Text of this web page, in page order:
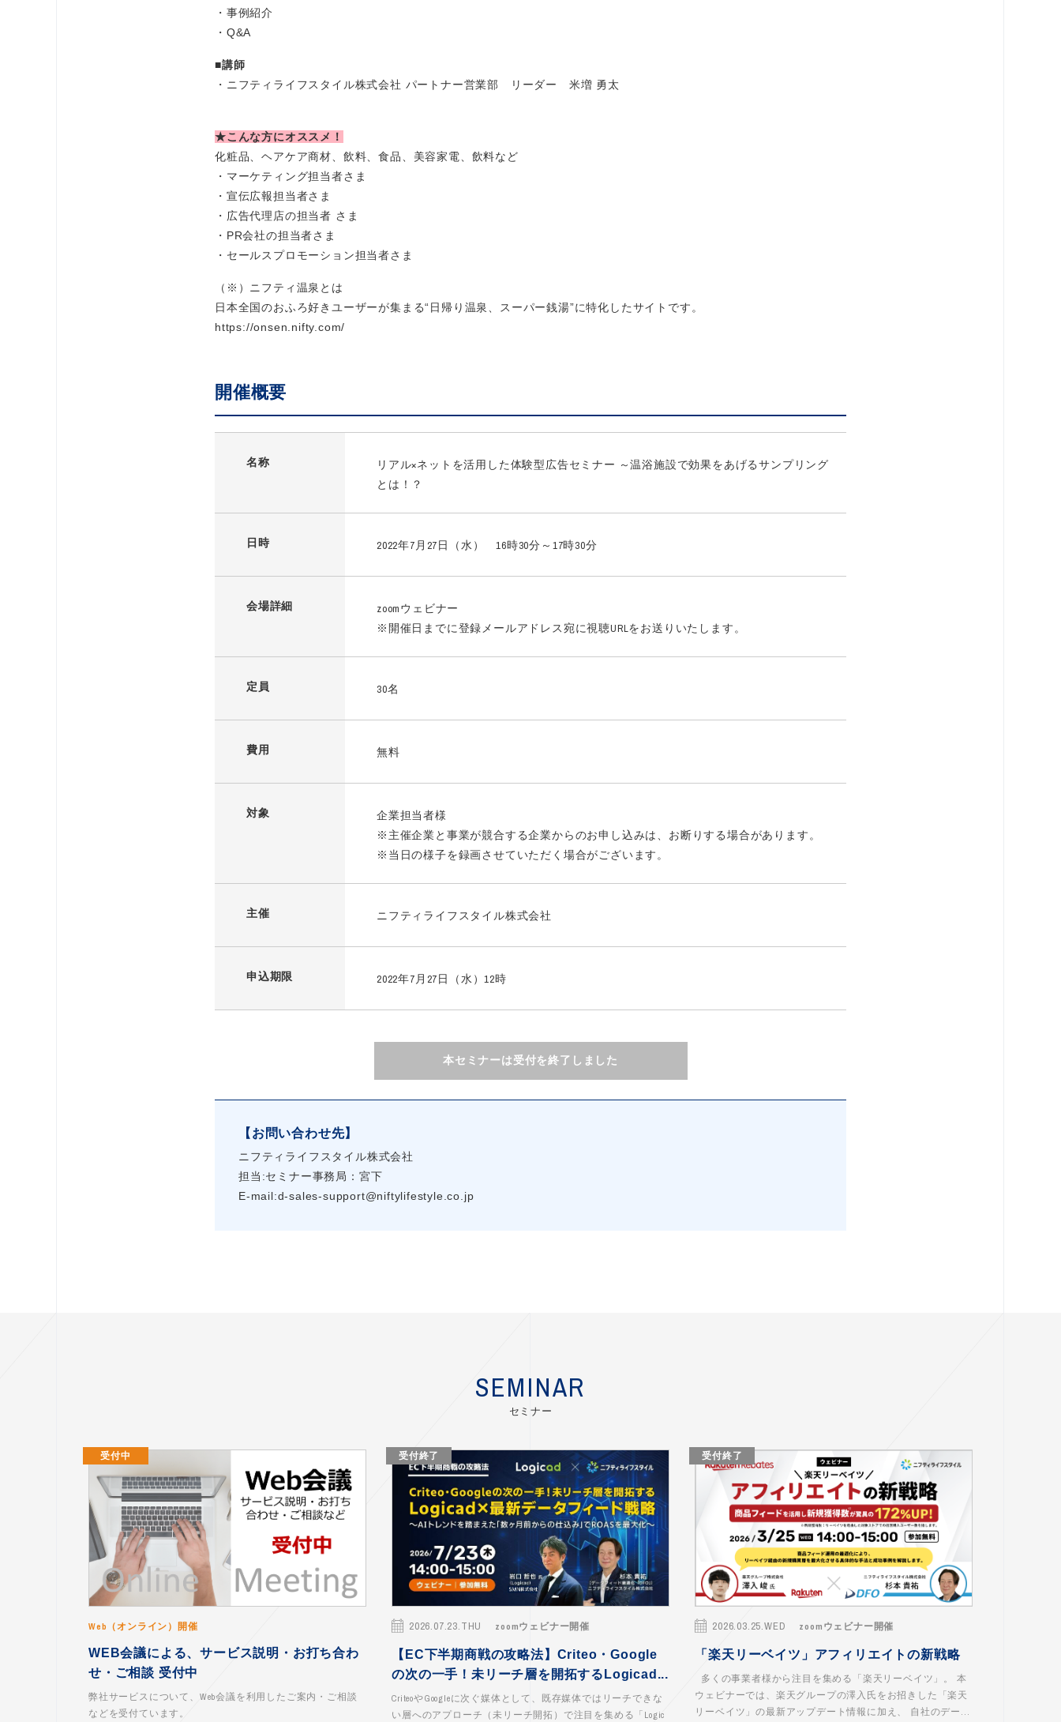
・事例紹介
・Q&A
■講師
・ニフティライフスタイル株式会社 パートナー営業部 リーダー 米増 勇太
★こんな方にオススメ！
化粧品、ヘアケア商材、飲料、食品、美容家電、飲料など
・マーケティング担当者さま
・宣伝広報担当者さま
・広告代理店の担当者 さま
・PR会社の担当者さま
・セールスプロモーション担当者さま
（※）ニフティ温泉とは
日本全国のおふろ好きユーザーが集まる“日帰り温泉、スーパー銭湯”に特化したサイトです。
https://onsen.nifty.com/
開催概要
名称
リアル×ネットを活用した体験型広告セミナー ～温浴施設で効果をあげるサンプリング
とは！？
日時 2022年7月27日（水） 16時30分～17時30分
会場詳細
zoomウェビナー
※開催日までに登録メールアドレス宛に視聴URLをお送りいたします。
定員 30名
費用 無料
対象
企業担当者様
※主催企業と事業が競合する企業からのお申し込みは、お断りする場合があります。
※当日の様子を録画させていただく場合がございます。
主催 ニフティライフスタイル株式会社
申込期限 2022年7月27日（水）12時
本セミナーは受付を終了しました
【お問い合わせ先】
ニフティライフスタイル株式会社
担当:セミナー事務局：宮下
E-mail:d-sales-support@niftylifestyle.co.jp
SEMINAR
セミナー
受付中
Web（オンライン）開催
WEB会議による、サービス説明・お打ち合わ
せ・ご相談 受付中
弊社サービスについて、Web会議を利用したご案内・ご相談
などを受付ています。
受付終了
2026.07.23.THU zoomウェビナー開催
【EC下半期商戦の攻略法】Criteo・Google
の次の一手！未リーチ層を開拓するLogicad...
CriteoやGoogleに次ぐ媒体として、既存媒体ではリーチできな
い層へのアプローチ（未リーチ開拓）で注目を集める「Logic
受付終了
2026.03.25.WED zoomウェビナー開催
「楽天リーベイツ」アフィリエイトの新戦略
多くの事業者様から注目を集める「楽天リーベイツ」。 本
ウェビナーでは、楽天グループの澤入氏をお招きした「楽天
リーベイツ」の最新アップデート情報に加え、 自社のデー...